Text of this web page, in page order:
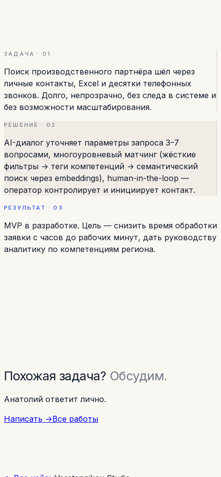
ЗАДАЧА · 01
Поиск производственного партнёра шёл через
личные контакты, Excel и десятки телефонных
звонков. Долго, непрозрачно, без следа в системе и
без возможности масштабирования.
РЕШЕНИЕ · 02
AI-диалог уточняет параметры запроса 3–7
вопросами, многоуровневый матчинг (жёсткие
фильтры → теги компетенций → семантический
поиск через embeddings), human-in-the-loop —
оператор контролирует и инициирует контакт.
РЕЗУЛЬТАТ · 03
MVP в разработке. Цель — снизить время обработки
заявки с часов до рабочих минут, дать руководству
аналитику по компетенциям региона.
Похожая задача? Обсудим.
Анатолий ответит лично.
Написать →Все работы